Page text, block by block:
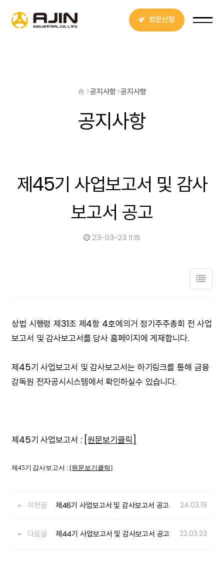
방문신청
공지사항 공지사항
공지사항
제45기 사업보고서 및 감사
보고서 공고
23-03-23 11:15
상법 시행령 제31조 제4항 4호에의거 정기주주총회 전 사업
보고서 및 감사보고서를 당사 홈페이지에 게재합니다.
제45기 사업보고서 및 감사보고서는 하기링크를 통해 금융
감독원 전자공시시스템에서 확인하실수 있습니다.
제45기 사업보고서 : [원문보기클릭]
제45기 감사보고서 : [원문보기클릭]
이전글 제46기 사업보고서 및 감사보고서 공고 24.03.19
다음글 제44기 사업보고서 및 감사보고서 공고 22.03.23